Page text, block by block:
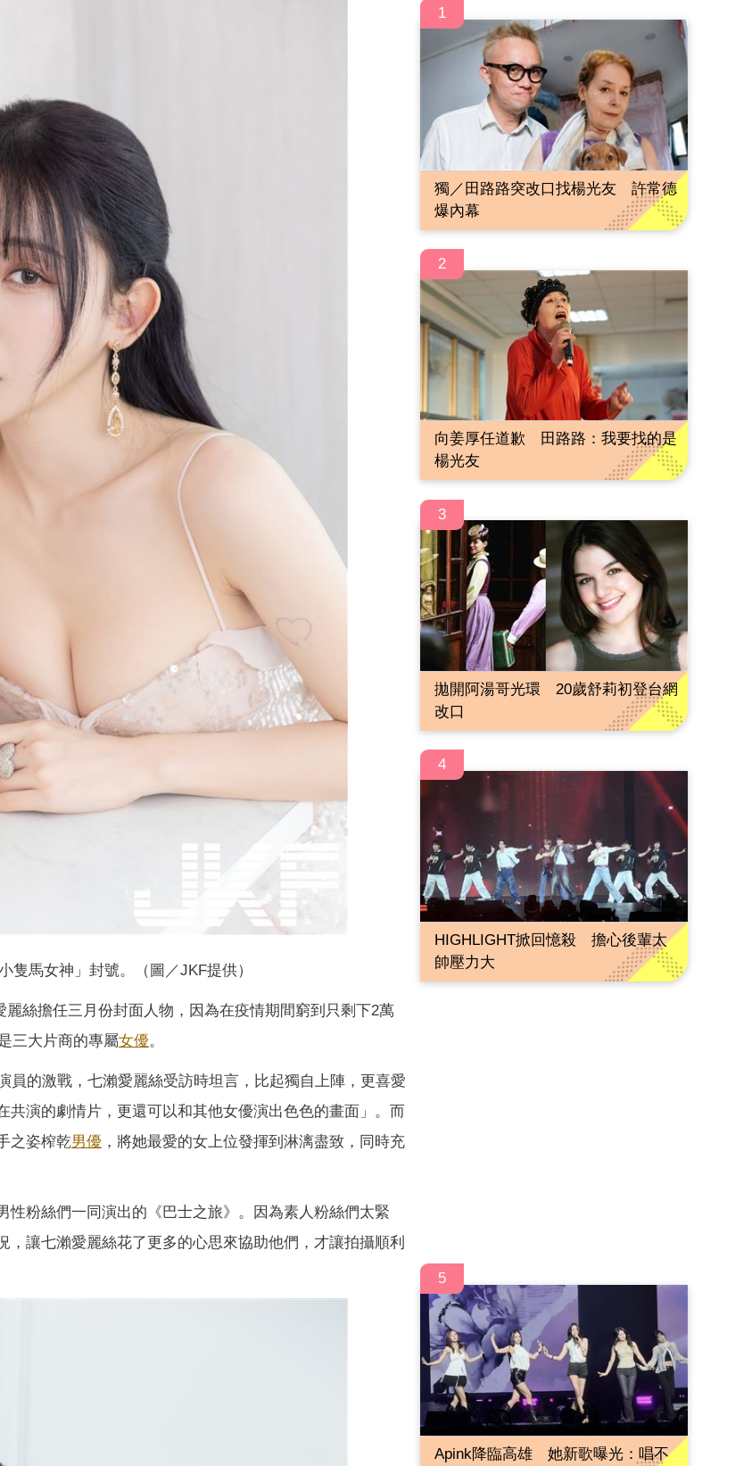
隻馬女神」封號。（圖／JKF提供）
絲擔任三月份封面人物，因為在疫情期間窮到只剩下2萬
三大片商的專屬女優。
的激戰，七瀨愛麗絲受訪時坦言，比起獨自上陣，更喜愛
共演的劇情片，更還可以和其他女優演出色色的畫面」。而
之姿榨乾男優 ，將她最愛的女上位發揮到淋漓盡致，同時充
粉絲們一同演出的《巴士之旅》。因為素人粉絲們太緊
讓七瀨愛麗絲花了更多的心思來協助他們，才讓拍攝順利
1
獨／田路路突改口找楊光友 許常德
爆內幕
2
向姜厚任道歉 田路路：我要找的是
楊光友
3
拋開阿湯哥光環 20歲舒莉初登台網
改口
4
HIGHLIGHT掀回憶殺 擔心後輩太
帥壓力大
5
Apink降臨高雄 她新歌曝光：唱不